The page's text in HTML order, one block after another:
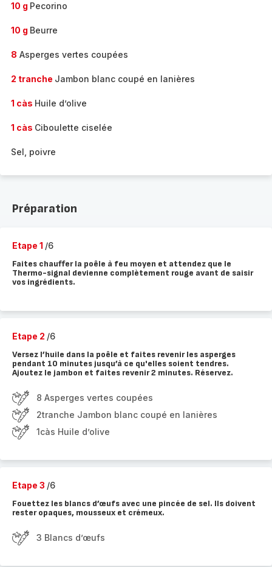
10 g Pecorino
10 g Beurre
8 Asperges vertes coupées
2 tranche Jambon blanc coupé en lanières
1 càs Huile d’olive
1 càs Ciboulette ciselée
Sel, poivre
Préparation
Etape 1 /6
Faites chauffer la poêle à feu moyen et attendez que le
Thermo-signal devienne complètement rouge avant de saisir
vos ingrédients.
Etape 2 /6
Versez l’huile dans la poêle et faites revenir les asperges
pendant 10 minutes jusqu’à ce qu'elles soient tendres.
Ajoutez le jambon et faites revenir 2 minutes. Réservez.
8 Asperges vertes coupées
2tranche Jambon blanc coupé en lanières
1càs Huile d’olive
Etape 3 /6
Fouettez les blancs d’œufs avec une pincée de sel. Ils doivent
rester opaques, mousseux et crémeux.
3 Blancs d’œufs